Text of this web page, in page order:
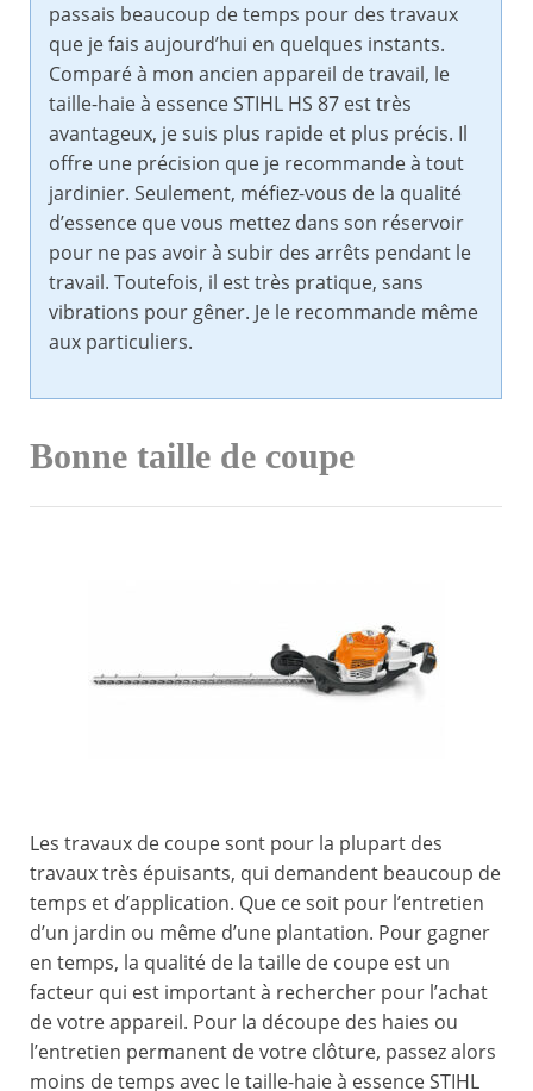
passais beaucoup de temps pour des travaux
que je fais aujourd’hui en quelques instants.
Comparé à mon ancien appareil de travail, le
taille-haie à essence STIHL HS 87 est très
avantageux, je suis plus rapide et plus précis. Il
offre une précision que je recommande à tout
jardinier. Seulement, méfiez-vous de la qualité
d’essence que vous mettez dans son réservoir
pour ne pas avoir à subir des arrêts pendant le
travail. Toutefois, il est très pratique, sans
vibrations pour gêner. Je le recommande même
aux particuliers.
Bonne taille de coupe
Les travaux de coupe sont pour la plupart des
travaux très épuisants, qui demandent beaucoup de
temps et d’application. Que ce soit pour l’entretien
d’un jardin ou même d’une plantation. Pour gagner
en temps, la qualité de la taille de coupe est un
facteur qui est important à rechercher pour l’achat
de votre appareil. Pour la découpe des haies ou
l’entretien permanent de votre clôture, passez alors
moins de temps avec le taille-haie à essence STIHL